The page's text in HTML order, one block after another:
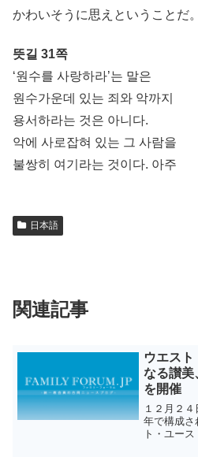
かわいそうに思えということだ
뜻길 31쪽
‘원수를 사랑하라’는 말은
원수가운데 있는 죄와 악까지
용서하라는 것은 아니다.
악에 사로잡혀 있는 그 사람을
불쌍히 여기라는 것이다. 아주
日本語
関連記事
ウエス
なる讃美
を開催
１２月２
年で構成さ
ト・ユー